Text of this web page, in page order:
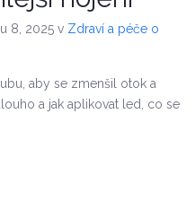
8, 2025 v Zdraví a péče o
aby se zmenšil otok a
a jak aplikovat led, co se